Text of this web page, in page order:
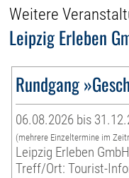
Weitere
Leipzig Erleben
Rundgang
06.08.2026 bis
(mehrere Einzeltermine im
Leipzig Erleben GmbH
Treff/Ort: Tourist-